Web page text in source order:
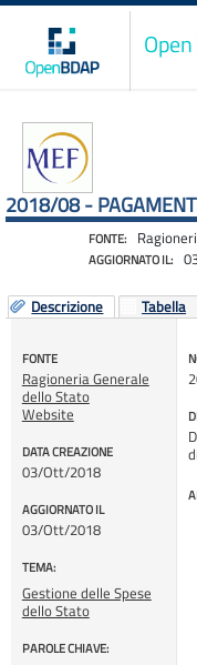
Open
2018/08 -
FONTE:
AGGIORNATO IL:
Descrizione Tabella
FONTE
Ragioneria Generale
dello Stato
Website
DATA CREAZIONE
03/Ott/2018
AGGIORNATO IL
03/Ott/2018
TEMA:
Gestione delle Spese
dello Stato
PAROLE CHIAVE: